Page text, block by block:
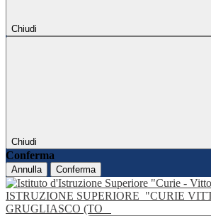
Chiudi
Chiudi
Conferma
Annulla Conferma
ISTRUZIONE SUPERIORE "CURIE
GRUGLIASCO (TO